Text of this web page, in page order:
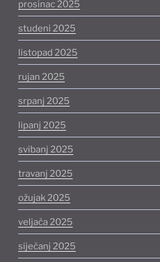
prosinac 2025
studeni 2025
listopad 2025
rujan 2025
srpanj 2025
lipanj 2025
svibanj 2025
travanj 2025
ožujak 2025
veljača 2025
siječanj 2025